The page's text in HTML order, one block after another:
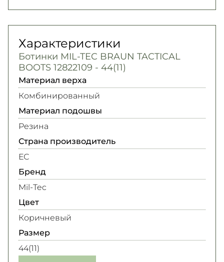
Характеристики
Ботинки MIL-TEC BRAUN TACTICAL
BOOTS 12822109 - 44(11)
Материал верха
Комбинированный
Материал подошвы
Резина
Страна производитель
ЕС
Бренд
Mil-Tec
Цвет
Коричневый
Размер
44(11)